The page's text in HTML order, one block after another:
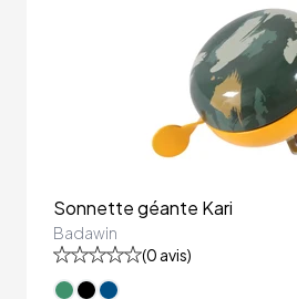
Sonnette géante Kari
Badawin
(0 avis)